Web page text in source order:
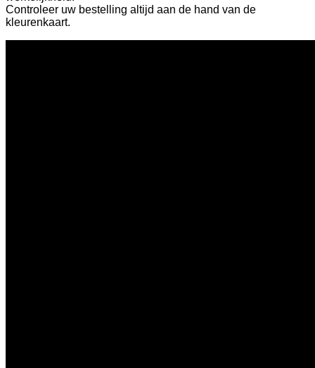
Controleer uw bestelling altijd aan de hand van de
kleurenkaart.